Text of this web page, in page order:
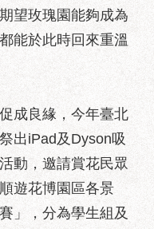
望玫瑰園能夠成為
能於此時回來重溫
成良緣，今年臺北
出iPad及Dyson吸
動，邀請賞花民眾
遊花博園區各景
」，分為學生組及